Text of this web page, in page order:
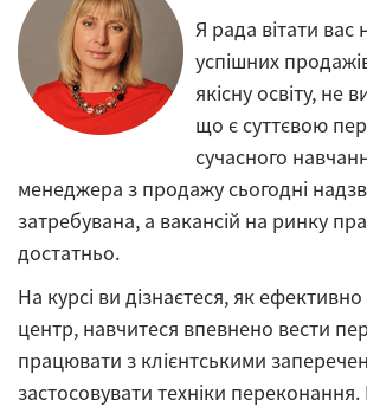
Я рада вітати вас
успішних
якісну освіту, не
що є суттєвою
сучасного
менеджера з продажу сьогодні
затребувана, а вакансій на ринку
достатньо.
На курсі ви дізнаєтеся, як
центр, навчитеся впевнено вести
працювати з клієнтськими
застосовувати техніки